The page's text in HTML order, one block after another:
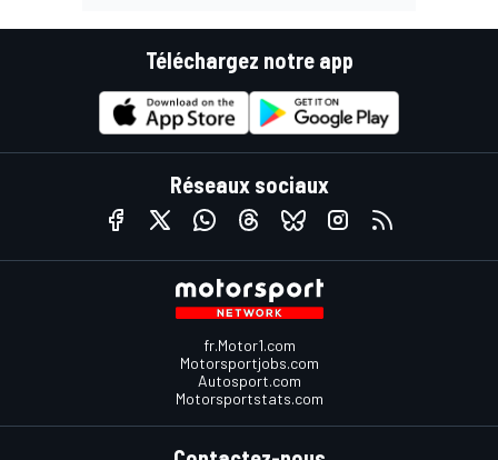
Téléchargez notre app
Réseaux sociaux
fr.Motor1.com
Motorsportjobs.com
Autosport.com
Motorsportstats.com